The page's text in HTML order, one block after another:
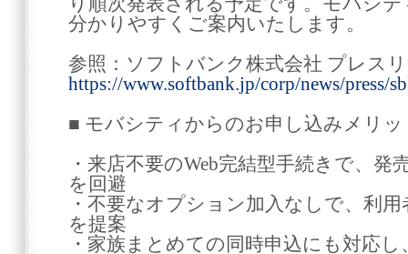
分かりやすくご案内いたします。
参照：ソフトバンク株式会社 プレス
https://www.softbank.jp/corp/news/press/
■ モバシティからのお申し込みメリッ
・来店不要のWeb完結型手続きで、
を回避
・不要なオプション加入なしで、利
を提案
・家族まとめての同時申込にも対応